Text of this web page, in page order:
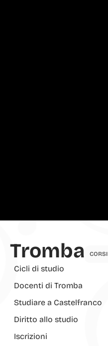
Tromba CORSI
Cicli di studio
Docenti di Tromba
Studiare a Castelfranco
Diritto allo studio
Iscrizioni